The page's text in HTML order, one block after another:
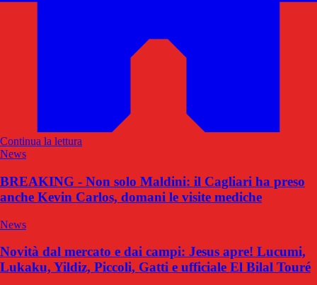
Continua la lettura
News
BREAKING - Non solo Maldini: il Cagliari ha preso
anche Kevin Carlos, domani le visite mediche
News
Novità dal mercato e dai campi: Jesus apre! Lucumi,
Lukaku, Yildiz, Piccoli, Gatti e ufficiale El Bilal Touré